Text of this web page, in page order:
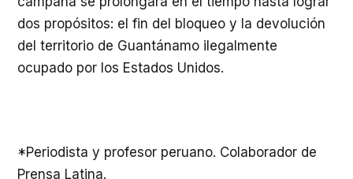
dos propósitos: el fin del bloqueo y la devolución
del territorio de Guantánamo ilegalmente
ocupado por los Estados Unidos.
*Periodista y profesor peruano. Colaborador de
Prensa Latina.